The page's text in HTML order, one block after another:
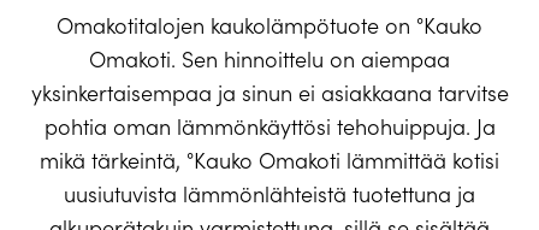
Omakotitalojen kaukolämpötuote on °Kauko
Omakoti. Sen hinnoittelu on aiempaa
yksinkertaisempaa ja sinun ei asiakkaana tarvitse
pohtia oman lämmönkäyttösi tehohuippuja. Ja
mikä tärkeintä, °Kauko Omakoti lämmittää kotisi
uusiutuvista lämmönlähteistä tuotettuna ja